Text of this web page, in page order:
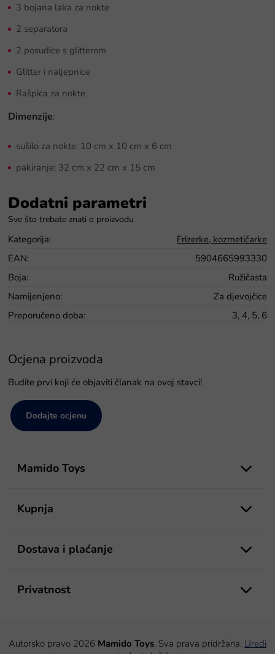
3 bojana laka za nokte
2 separatora
2 posudice s glitterom
Glitter i naljepnice
Rašpica za nokte
Dimenzije:
sušilo za nokte: 10 cm x 10 cm x 6 cm
pakiranje: 32 cm x 22 cm x 15 cm
Dodatni parametri
Kategorija:
Frizerke, kozmetičarke
EAN:
5904665993330
Boja:
Ružičasta
Namijenjeno:
Za djevojčice
Preporučeno doba: 3, 4, 5, 6
Ocjena proizvoda
Budite prvi koji će objaviti članak na ovoj stavci!
Dodajte ocjenu
Mamido Toys
Kupnja
Dostava i plaćanje
Privatnost
Autorsko pravo 2026 Mamido Toys. Sva prava pridržana. Uredi